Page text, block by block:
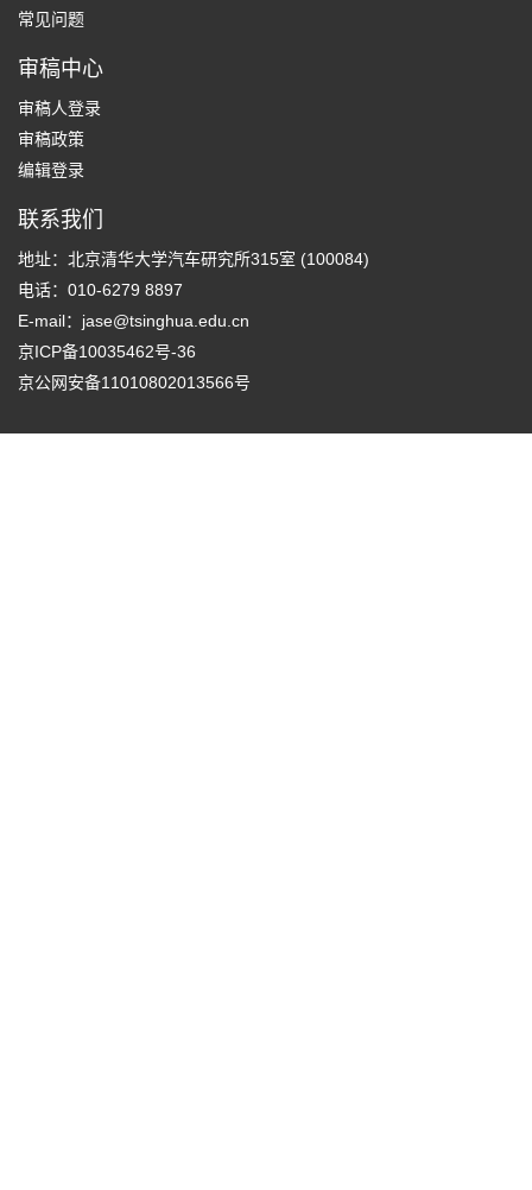
常见问题
审稿中心
审稿人登录
审稿政策
编辑登录
联系我们
地址：北京清华大学汽车研究所315室 (100084)
电话：010-6279 8897
E-mail： jase@tsinghua.edu.cn
京ICP备10035462号-36
京公网安备11010802013566号